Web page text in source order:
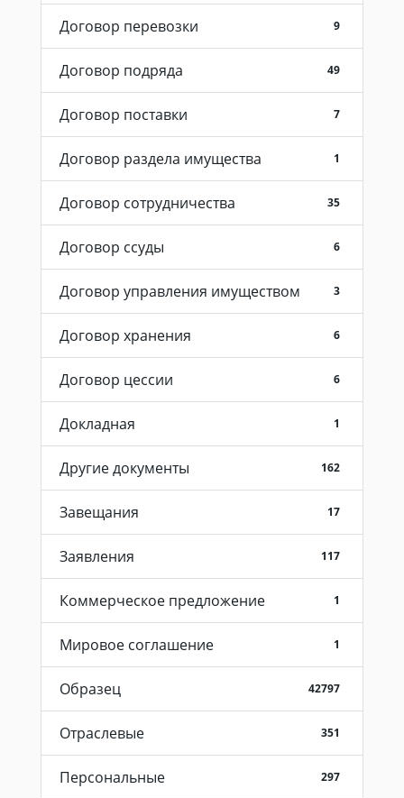
Договор перевозки 9
Договор подряда 49
Договор поставки 7
Договор раздела имущества 1
Договор сотрудничества 35
Договор ссуды 6
Договор управления имуществом 3
Договор хранения 6
Договор цессии 6
Докладная 1
Другие документы 162
Завещания 17
Заявления 117
Коммерческое предложение 1
Мировое соглашение 1
Образец 42797
Отраслевые 351
Персональные 297